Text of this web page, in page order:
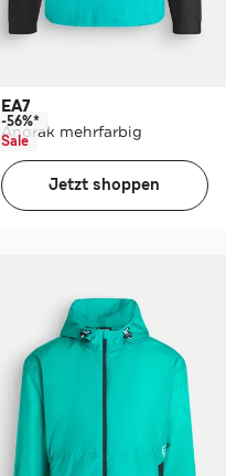
EA7
Anorak mehrfarbig
-56%*
Sale
Jetzt shoppen